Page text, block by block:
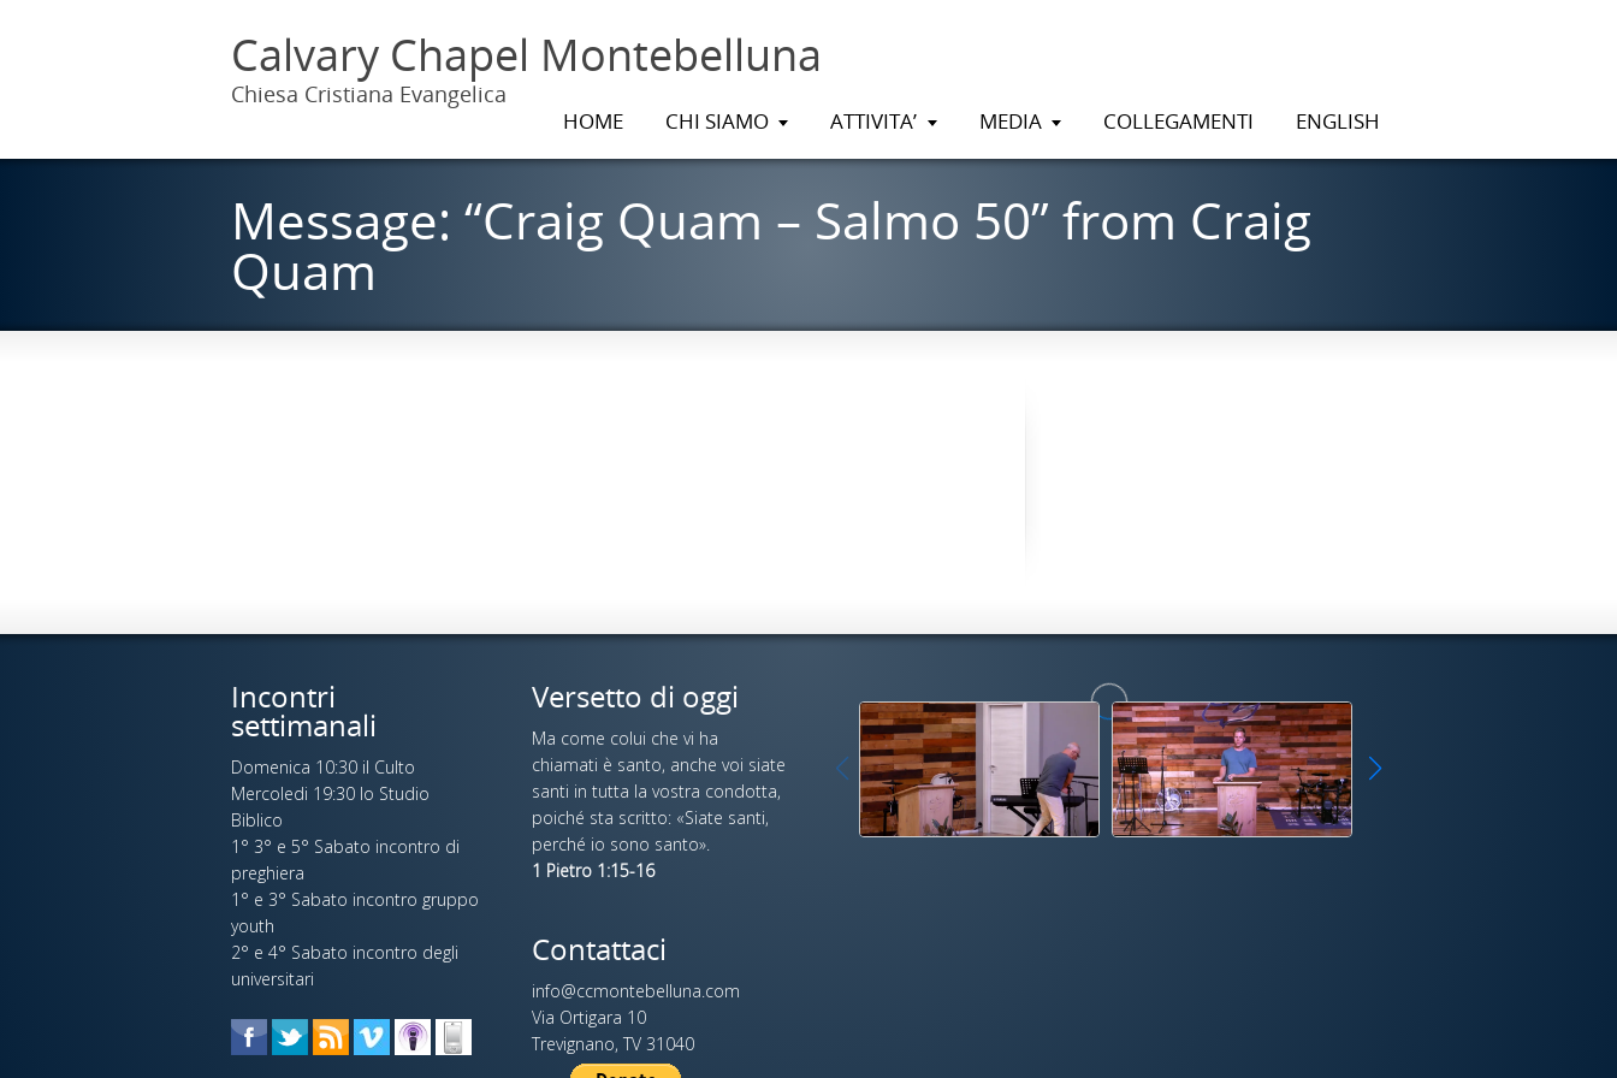
Calvary Chapel Montebelluna
Chiesa Cristiana Evangelica
HOME CHI SIAMO ATTIVITA’ MEDIA COLLEGAMENTI ENGLISH
Message: “Craig Quam – Salmo 50” from Craig
Quam
Incontri
settimanali
Domenica 10:30 il Culto
Mercoledi 19:30 lo Studio
Biblico
1° 3° e 5° Sabato incontro di
preghiera
1° e 3° Sabato incontro gruppo
youth
2° e 4° Sabato incontro degli
universitari
Versetto di oggi
Ma come colui che vi ha
chiamati è santo, anche voi siate
santi in tutta la vostra condotta,
poiché sta scritto: «Siate santi,
perché io sono santo».
1 Pietro 1:15-16
Contattaci
info@ccmontebelluna.com
Via Ortigara 10
Trevignano, TV 31040